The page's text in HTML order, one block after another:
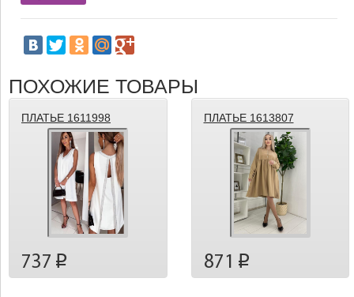
ПОХОЖИЕ ТОВАРЫ
ПЛАТЬЕ 1611998
737 p
ПЛАТЬЕ 1613807
871 p